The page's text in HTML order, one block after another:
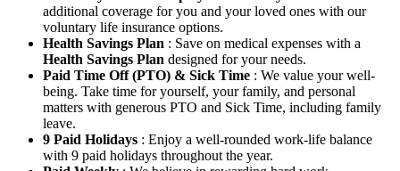
additional coverage for you and your loved ones with our
voluntary life insurance options.
Health Savings Plan : Save on medical expenses with a
Health Savings Plan designed for your needs.
Paid Time Off (PTO) & Sick Time : We value your well-
being. Take time for yourself, your family, and personal
matters with generous PTO and Sick Time, including family
leave.
9 Paid Holidays : Enjoy a well-rounded work-life balance
with 9 paid holidays throughout the year.